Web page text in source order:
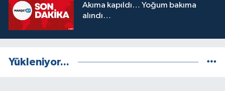
Akıma kapıldı… Yoğum bakıma
alındı…
Yükleniyor...